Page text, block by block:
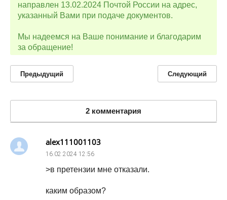
направлен 13.02.2024 Почтой России на адрес,
указанный Вами при подаче документов.
Мы надеемся на Ваше понимание и благодарим
за обращение!
Предыдущий Следующий
2 комментария
alex111001103
16.02.2024 12:56
>в претензии мне отказали.
каким образом?